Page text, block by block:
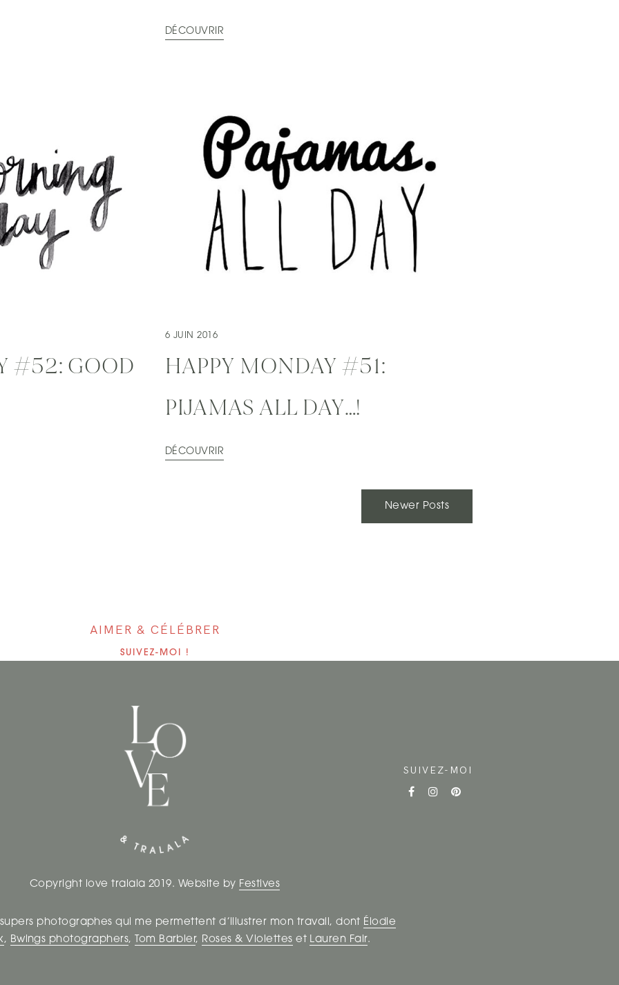
DÉCOUVRIR
#52: GOOD
6 JUIN 2016
HAPPY MONDAY #51:
PIJAMAS ALL DAY…!
DÉCOUVRIR
Newer Posts
AIMER & CÉLÉBRER
SUIVEZ-MOI !
SUIVEZ-MOI
Copyright love tralala 2019. Website by Festives
photographes qui me permettent d’illustrer mon travail, dont Élodie
, Bwings photographers, Tom Barbier, Roses & Violettes et Lauren Fair.